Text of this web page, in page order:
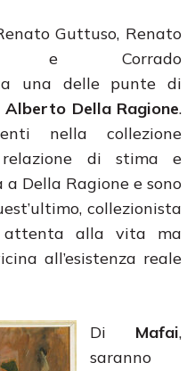
Guttuso, Renato
e Corrado
una delle punte di
Alberto Della Ragione.
nella collezione
relazione di stima e
Della Ragione e sono
collezionista
attenta alla vita ma
all’esistenza reale
Di Mafai,
saranno